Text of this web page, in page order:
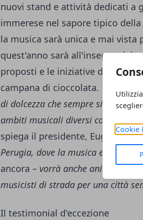
Cookie
nuovi stand e attività dedicati a
immerese nel sapore tipico
la musica sarà unica e mai vista
quest'anno sarà all'insegna dei
proposti e le iniziative digitali
campana di cioccolata. “Il nostro
di dolcezza che sempre si
ambiti musicali diversi così da
spiega il presidente, Eugenio
Perugia, dove la musica e il
ancora – vorrà anche animare
musicisti di strada per una città
Il testimonial d'eccezione